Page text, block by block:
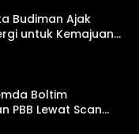
Budiman Ajak
untuk Kemajuan
Boltim
PBB Lewat Scan